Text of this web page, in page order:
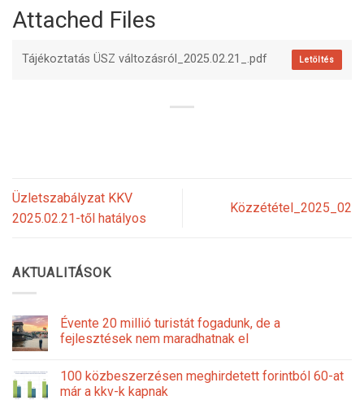
Attached Files
Tájékoztatás ÜSZ változásról_2025.02.21_.pdf Letöltés
Üzletszabályzat KKV
2025.02.21-től hatályos
Közzététel_2025_02
AKTUALITÁSOK
Évente 20 millió turistát fogadunk, de a
fejlesztések nem maradhatnak el
100 közbeszerzésen meghirdetett forintból 60-at
már a kkv-k kapnak